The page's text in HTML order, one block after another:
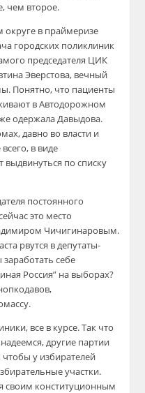
чем второе.
в праймеризе
городских поликлиник
председателя ЦИК
Эверстова, вечный
Понятно, что пациенты
в Автодорожном
одержала Давыдова.
давно во власти и
в виде
по списку
постоянного
это место
Чичигинаровым.
рвутся в депутаты-
себе
Россия” на выборах?
все в курсе. Так что
другие партии
чтобы у избирателей
участки.
своим конституционным